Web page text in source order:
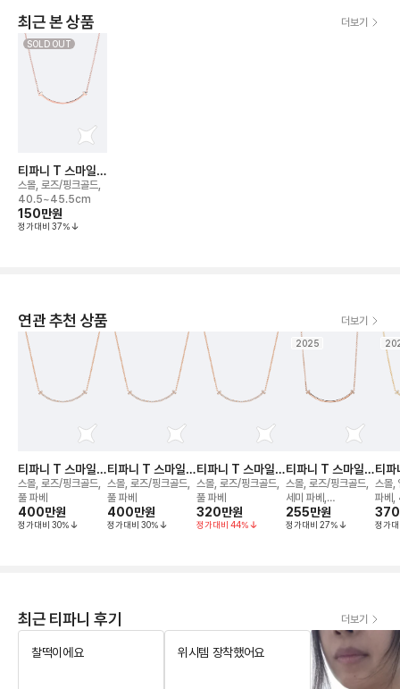
최근 본 상품 더보기
SOLD OUT
티파니 T 스마일
네크리스
스몰, 로즈/핑크골드,
40.5~45.5cm
150만원
정가대비 37%
연관 추천 상품 더보기
티파니 T 스마일
네크리스
스몰, 로즈/핑크골드,
풀 파베
400만원
정가대비 30%
티파니 T 스마일
네크리스
스몰, 로즈/핑크골드,
풀 파베
400만원
정가대비 30%
티파니 T 스마일
네크리스
스몰, 로즈/핑크골드,
풀 파베
320만원
정가대비 44%
2025
티파니 T 스마일
네크리스
스몰, 로즈/핑크골드,
세미 파베,
40.6~45.7cm 조
절가능
255만원
정가대비 27%
티
네크
스몰,
파베
370
정가
최근 티파니 후기 더보기
찰떡이에요 위시템 장착했어요